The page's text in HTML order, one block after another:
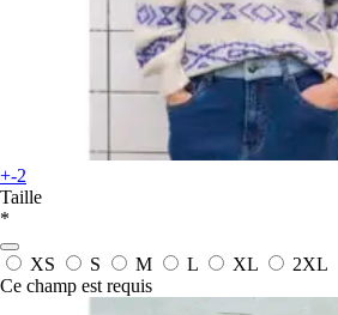
+-2
Taille
*
XS S M L XL
2XL
Ce champ est requis